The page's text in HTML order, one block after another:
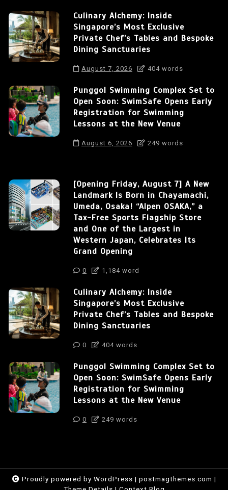
Culinary Alchemy: Inside
Singapore’s Most Exclusive
Private Chef’s Tables and Bespoke
Dining Sanctuaries
August 7, 2026 404 words
Punggol Swimming Complex Set to
Open Soon: SwimSafe Opens Early
Registration for Swimming
Lessons at the New Venue
August 6, 2026 249 words
[Opening Friday, August 7] A New
Landmark Is Born in Chayamachi,
Umeda, Osaka! “Alpen OSAKA,” a
Tax-Free Sports Flagship Store
and One of the Largest in
Western Japan, Celebrates Its
Grand Opening
0 1,184 word
Culinary Alchemy: Inside
Singapore’s Most Exclusive
Private Chef’s Tables and Bespoke
Dining Sanctuaries
0 404 words
Punggol Swimming Complex Set to
Open Soon: SwimSafe Opens Early
Registration for Swimming
Lessons at the New Venue
0 249 words
Proudly powered by WordPress | postmagthemes.com |